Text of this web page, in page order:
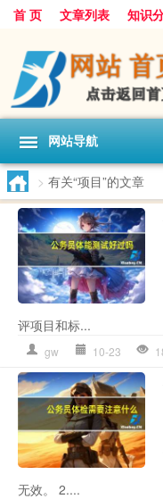
首 页 文章列表 知识
网站导航
> 有关“项目”的文章
评项目和标...
gw 10-23
无效。 2....